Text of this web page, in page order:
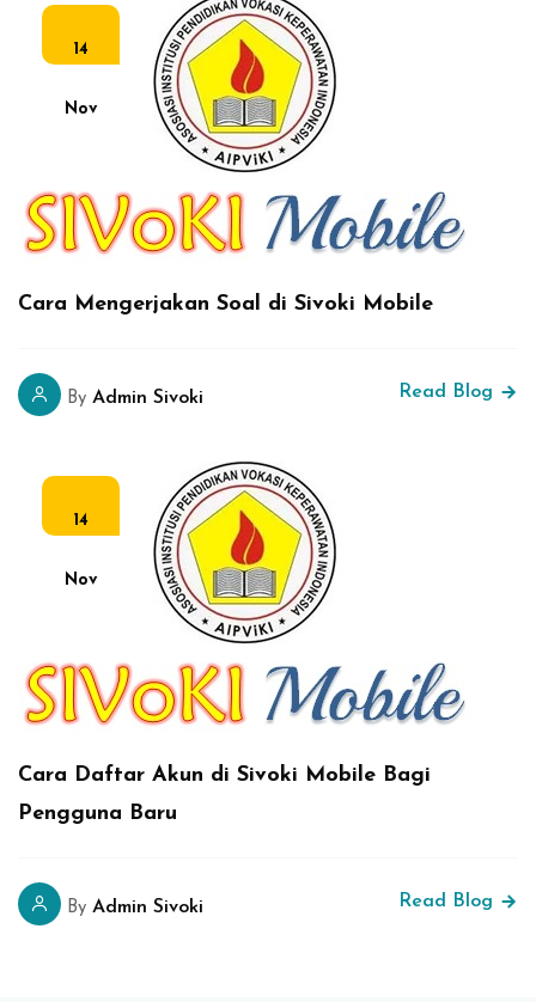
14
Nov
Cara Mengerjakan Soal di Sivoki Mobile
By Admin Sivoki Read Blog
14
Nov
Cara Daftar Akun di Sivoki Mobile Bagi
Pengguna Baru
By Admin Sivoki Read Blog